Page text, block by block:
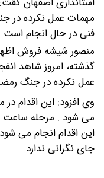
مهمات عمل نکرده در
فنی در حال انجام
منصور شیشه فروش
گذشته، امروز شاهد
عمل نکرده در جنگ
وی افزود: این اقدام
این اقدام انجام می
جای نگرانی ندارد